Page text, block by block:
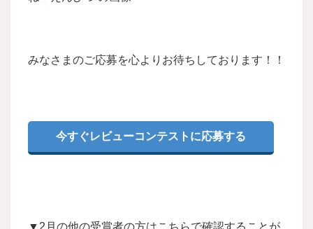
みなさまのご応募を心よりお待ちしております！！
今すぐレビューコンテストに応募する